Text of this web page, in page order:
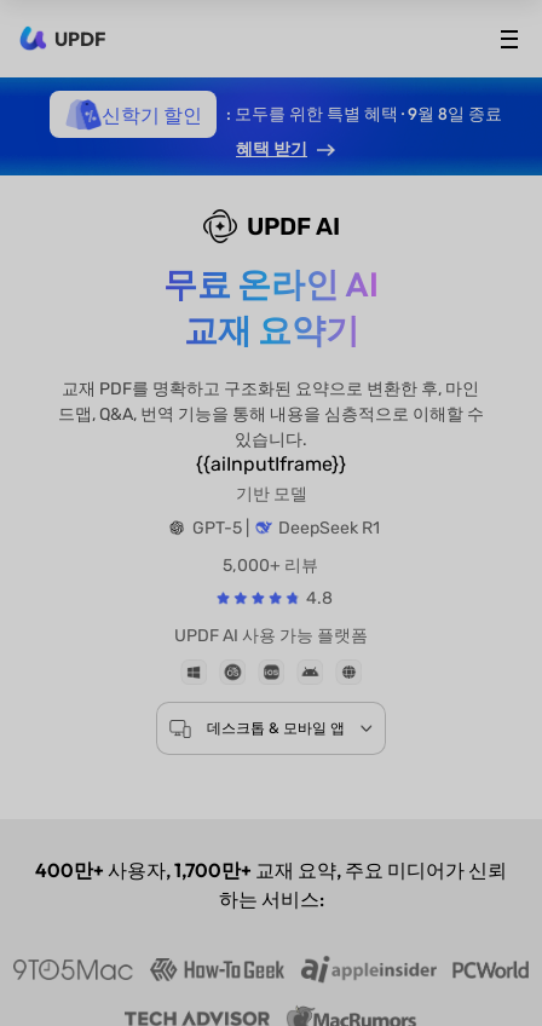
UPDF
신학기 할인
: 모두를 위한 특별 혜택 · 9월 8일 종료
혜택 받기
UPDF AI
무료 온라인 AI
교재 요약기
교재 PDF를 명확하고 구조화된 요약으로 변환한 후, 마인
드맵, Q&A, 번역 기능을 통해 내용을 심층적으로 이해할 수
있습니다.
{{aiInputIframe}}
기반 모델
GPT-5 | DeepSeek R1
5,000+ 리뷰
4.8
UPDF AI 사용 가능 플랫폼
400만+ 사용자,1,700만+ 교재 요약, 주요 미디어가 신뢰
하는 서비스: